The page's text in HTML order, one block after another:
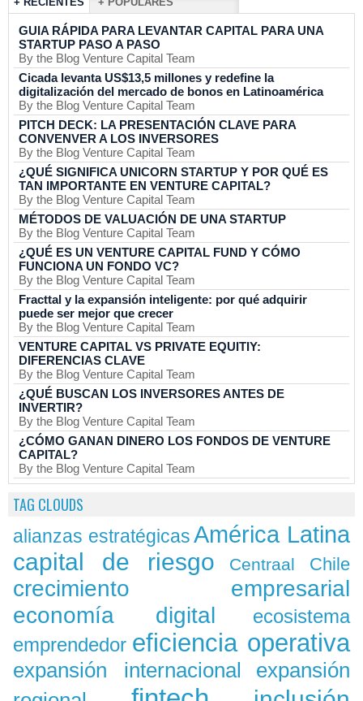
GUIA RÁPIDA PARA LEVANTAR CAPITAL PARA UNA
STARTUP PASO A PASO
By the Blog Venture Capital Team
Cicada levanta US$13,5 millones y redefine la
digitalización del mercado de bonos en Latinoamérica
By the Blog Venture Capital Team
PITCH DECK: LA PRESENTACIÓN CLAVE PARA
CONVENVER A LOS INVERSORES
By the Blog Venture Capital Team
¿QUÉ SIGNIFICA UNICORN STARTUP Y POR QUÉ ES
TAN IMPORTANTE EN VENTURE CAPITAL?
By the Blog Venture Capital Team
MÉTODOS DE VALUACIÓN DE UNA STARTUP
By the Blog Venture Capital Team
¿QUÉ ES UN VENTURE CAPITAL FUND Y CÓMO
FUNCIONA UN FONDO VC?
By the Blog Venture Capital Team
Fracttal y la expansión inteligente: por qué adquirir
puede ser mejor que crecer
By the Blog Venture Capital Team
VENTURE CAPITAL VS PRIVATE EQUITIY:
DIFERENCIAS CLAVE
By the Blog Venture Capital Team
¿QUÉ BUSCAN LOS INVERSORES ANTES DE
INVERTIR?
By the Blog Venture Capital Team
¿CÓMO GANAN DINERO LOS FONDOS DE VENTURE
CAPITAL?
By the Blog Venture Capital Team
TAG CLOUDS
alianzas estratégicas América Latina
capital de riesgo Centraal Chile
crecimiento empresarial
economía digital
ecosistema
emprendedor eficiencia operativa
expansión internacional
expansión